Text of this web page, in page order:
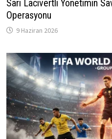
Sarı Lacivertli Yönetimin
Operasyonu
9 Haziran 2026